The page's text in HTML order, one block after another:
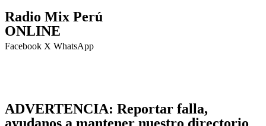
Radio Mix Perú
ONLINE
Facebook X WhatsApp
ADVERTENCIA: Reportar falla,